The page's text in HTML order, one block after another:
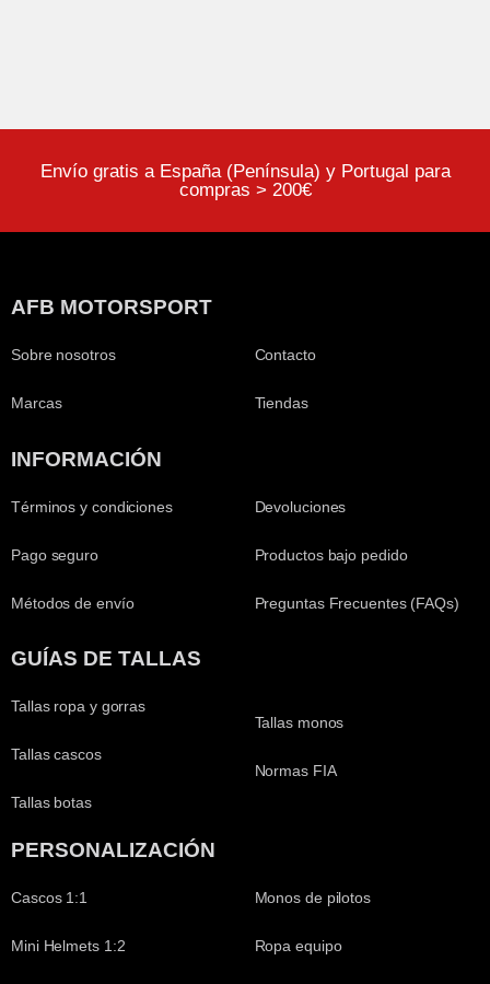
Envío gratis a España (Península) y Portugal para
compras > 200€
AFB MOTORSPORT
Sobre nosotros
Marcas
Contacto
Tiendas
INFORMACIÓN
Términos y condiciones
Pago seguro
Métodos de envío
Devoluciones
Productos bajo pedido
Preguntas Frecuentes (FAQs)
GUÍAS DE TALLAS
Tallas ropa y gorras
Tallas cascos
Tallas botas
Tallas monos
Normas FIA
PERSONALIZACIÓN
Cascos 1:1
Mini Helmets 1:2
Monos de pilotos
Ropa equipo